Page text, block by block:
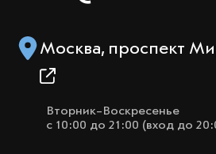
Москва, проспект
Вторник–Воскресенье
с 10:00 до 21:00 (вход до